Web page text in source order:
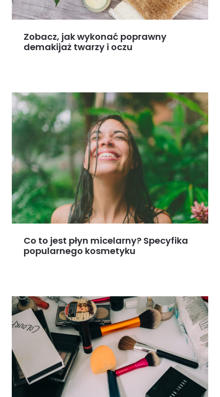
Zobacz, jak wykonać poprawny
demakijaż twarzy i oczu
Co to jest płyn micelarny? Specyfika
popularnego kosmetyku